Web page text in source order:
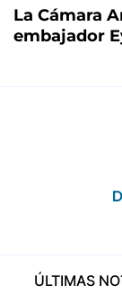
La Cámara
embajador
ÚLTIMAS